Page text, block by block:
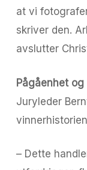
at vi
skriver den.
avslutter
Pågåenhet
Juryleder
– Dette